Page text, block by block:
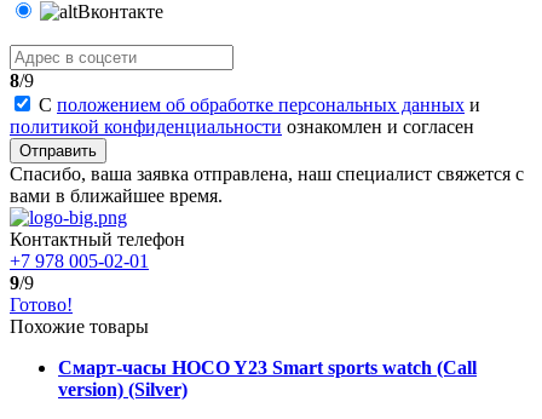
Вконтакте
8/9
С положением об обработке персональных данных и
политикой конфиденциальности ознакомлен и согласен
Отправить
Спасибо, ваша заявка отправлена, наш специалист свяжется с
вами в ближайшее время.
Контактный телефон
+7 978 005-02-01
9/9
Готово!
Похожие товары
Смарт-часы HOCO Y23 Smart sports watch (Call
version) (Silver)